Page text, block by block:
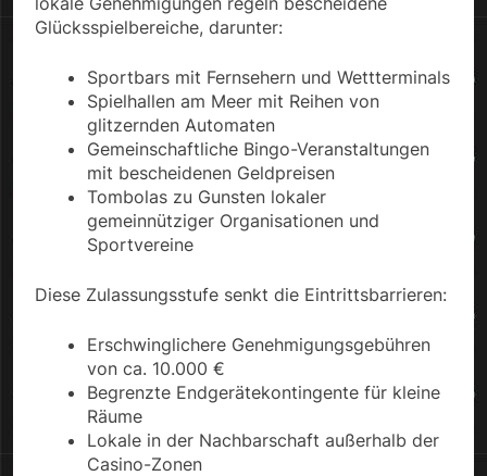
Glücksspielbereiche, darunter:
Sportbars mit Fernsehern und Wettterminals
Spielhallen am Meer mit Reihen von
glitzernden Automaten
Gemeinschaftliche Bingo-Veranstaltungen
mit bescheidenen Geldpreisen
Tombolas zu Gunsten lokaler
gemeinnütziger Organisationen und
Sportvereine
Diese Zulassungsstufe senkt die Eintrittsbarrieren:
Erschwinglichere Genehmigungsgebühren
von ca. 10.000 €
Begrenzte Endgerätekontingente für kleine
Räume
Lokale in der Nachbarschaft außerhalb der
Casino-Zonen